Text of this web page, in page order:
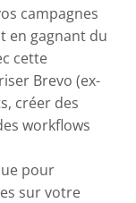
campagnes
en gagnant du
cette
Brevo (ex-
créer des
workflows
pour
sur votre